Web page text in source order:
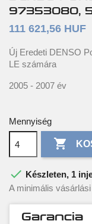
97353080,
111 621,56 HUF
Új Eredeti DENSO
LE számára
2005 - 2007 év
Mennyiség

 Készleten, 1
A minimális
Garancia